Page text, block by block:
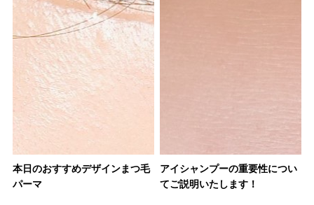
本日のおすすめデザインまつ毛
パーマ
アイシャンプーの重要性につい
てご説明いたします！